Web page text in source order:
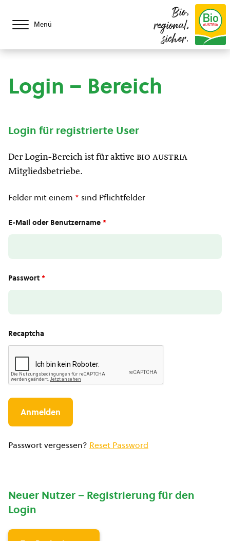
Menü
Bio,
regional,
sicher.
Login – Bereich
Login für registrierte User
Der Login-Bereich ist für aktive bio austria
Mitgliedsbetriebe.
Felder mit einem * sind Pflichtfelder
E-Mail oder Benutzername *
Passwort *
Recaptcha
Passwort vergessen? Reset Password
Neuer Nutzer – Registrierung für den
Login